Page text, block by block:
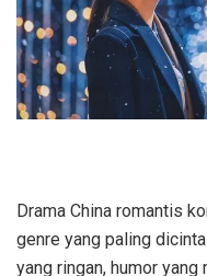
Drama China romantis
genre yang paling
yang ringan, humor yang